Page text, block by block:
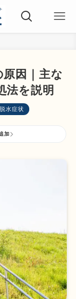
因｜主な
法を説明
脱水症状
加